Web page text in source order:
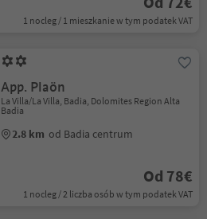
1 nocleg / 1 mieszkanie w tym podatek VAT
App. Plaön
La Villa/La Villa, Badia, Dolomites Region Alta
Badia
2.8 km od Badia centrum
Od 78€
1 nocleg / 2 liczba osób w tym podatek VAT